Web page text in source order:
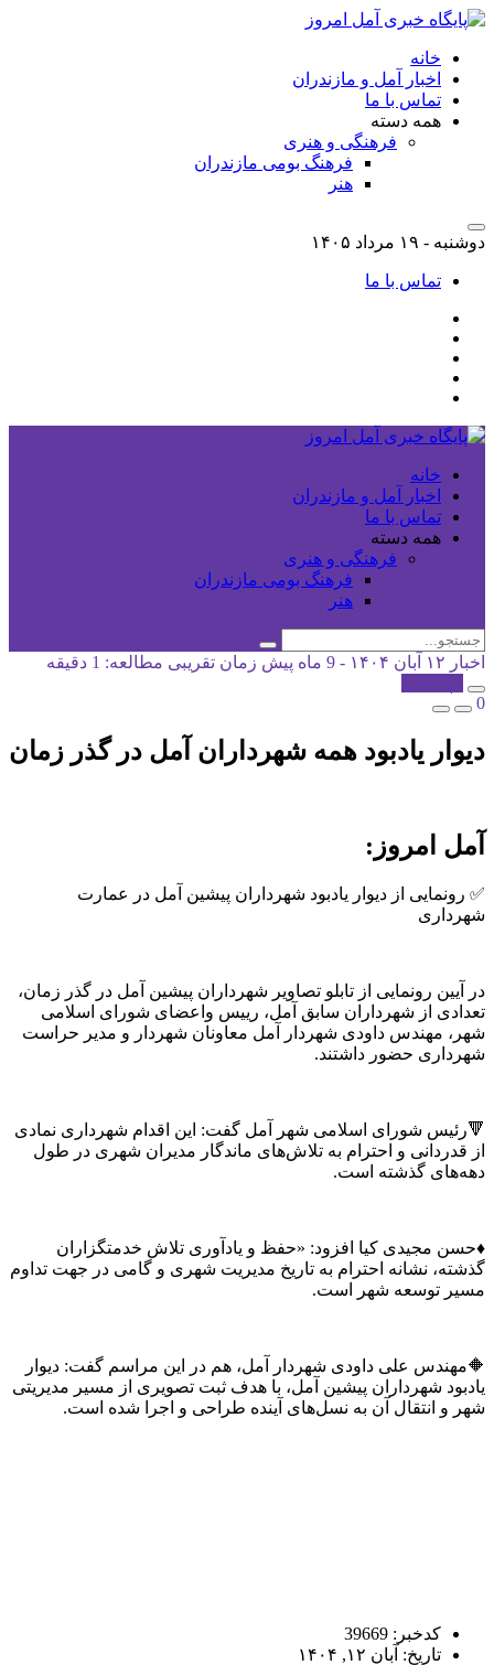
خانه
اخبار آمل و مازندران
تماس با ما
همه دسته
فرهنگی و هنری
فرهنگ بومی مازندران
هنر
دوشنبه - ۱۹ مرداد ۱۴۰۵
تماس با ما
خانه
اخبار آمل و مازندران
تماس با ما
همه دسته
فرهنگی و هنری
فرهنگ بومی مازندران
هنر
اخبار ۱۲ آبان ۱۴۰۴ - 9 ماه پیش
زمان تقریبی مطالعه: 1 دقیقه
0
دیوار یادبود همه شهرداران آمل در گذر زمان
آمل امروز:
✅ رونمایی از دیوار یادبود شهرداران پیشین آمل در عمارت
شهرداری
در آیین رونمایی از تابلو تصاویر شهرداران پیشین آمل در گذر زمان،
تعدادی از شهرداران سابق آمل، رییس واعضای شورای اسلامی
شهر، مهندس داودی شهردار آمل معاونان شهردار و مدیر حراست
شهرداری حضور داشتند.
🔻رئیس شورای اسلامی شهر آمل گفت: این اقدام شهرداری نمادی
از قدردانی و احترام به تلاش‌های ماندگار مدیران شهری در طول
دهه‌های گذشته است.
♦️حسن مجیدی کیا افزود: «حفظ و یادآوری تلاش خدمتگزاران
گذشته، نشانه احترام به تاریخ مدیریت شهری و گامی در جهت تداوم
مسیر توسعه شهر است.
🔶مهندس علی داودی شهردار آمل، هم در این مراسم گفت: دیوار
یادبود شهرداران پیشین آمل، با هدف ثبت تصویری از مسیر مدیریتی
شهر و انتقال آن به نسل‌های آینده طراحی و اجرا شده است.
کدخبر: 39669
تاریخ: آبان ۱۲, ۱۴۰۴